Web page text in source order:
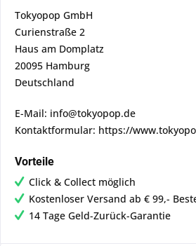
Tokyopop GmbH
Curienstraße 2
Haus am Domplatz
20095 Hamburg
Deutschland
E-Mail: info@tokyopop.de
Kontaktformular: https://
Vorteile
Click & Collect möglich
Kostenloser Versand ab € 99,-
14 Tage Geld-Zurück-Garantie